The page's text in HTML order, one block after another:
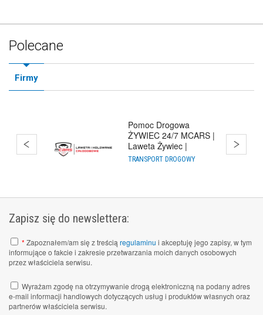
Polecane
Firmy
Pomoc Drogowa
ŻYWIEC 24/7 MCARS |
Laweta Żywiec |
Holowanie Cało
TRANSPORT DROGOWY
Zapisz się do newslettera:
* Zapoznałem/am się z treścią regulaminu i akceptuję jego zapisy, w tym
informujące o fakcie i zakresie przetwarzania moich danych osobowych
przez właściciela serwisu.
Wyrażam zgodę na otrzymywanie drogą elektroniczną na podany adres
e-mail informacji handlowych dotyczących usług i produktów własnych oraz
partnerów właściciela serwisu.